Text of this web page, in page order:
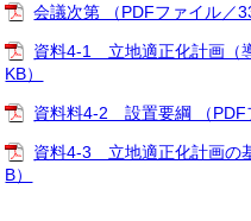
会議次第 （PDFファイル／
資料4-1 立地適正化計画（
KB）
資料料4-2 設置要綱 （PDF
資料4-3 立地適正化計画の
B）